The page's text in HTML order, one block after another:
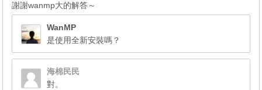
謝謝wanmp大的解答～
WanMP
是使用全新安裝嗎？
海棉民民
對。